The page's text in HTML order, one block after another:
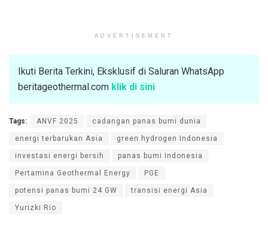
ADVERTISEMENT
Ikuti Berita Terkini, Eksklusif di Saluran WhatsApp
beritageothermal.com klik di sini
Tags: ANVF 2025 cadangan panas bumi dunia
energi terbarukan Asia green hydrogen Indonesia
investasi energi bersih panas bumi Indonesia
Pertamina Geothermal Energy PGE
potensi panas bumi 24 GW transisi energi Asia
Yurizki Rio